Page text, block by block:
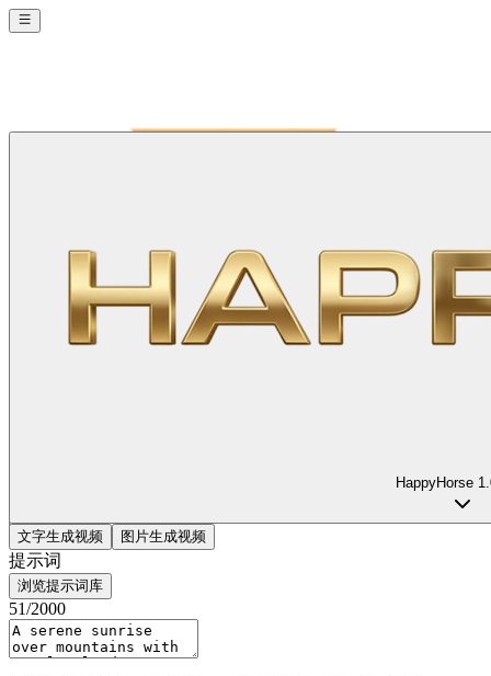
Sign In
HappyHorse
文字生成视频 图片生成视频
提示词
浏览提示词库
51/2000